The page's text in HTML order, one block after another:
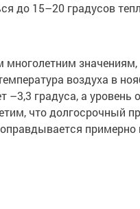
до 15–20 градусов
многолетним значениям,
воздуха в
–3,3 градуса, а уровень
что долгосрочный
примерно